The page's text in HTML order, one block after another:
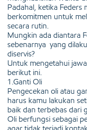
Padahal, ketika Feders
berkomitmen untuk
secara rutin.
Mungkin ada diantara
sebenarnya yang
diservis?
Untuk mengetahui
berikut ini.
1.Ganti Oli
Pengecekan oli atau
harus kamu lakukan
baik dan terbebas dari
Oli berfungsi sebagai
agar tidak terjadi